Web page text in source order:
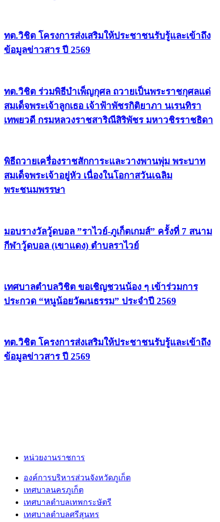
ทต.วิชิต โครงการส่งเสริมให้ประชาชนรับรู้และเข้าถึง
ข้อมูลข่าวสาร ปี 2569
ทต.วิชิต ร่วมพิธีบำเพ็ญกุศล ถวายเป็นพระราชกุศลแด่
สมเด็จพระเจ้าลูกเธอ เจ้าฟ้าพัชรกิติยาภา นเรนทิรา
เทพยวดี กรมหลวงราชสาริณีสิริพัชร มหาวชิรราชธิดา
พิธีถวายเครื่องราชสักการะและวางพานพุ่ม พระบาท
สมเด็จพระเจ้าอยู่หัว เนื่องในโอกาสวันเฉลิม
พระชนมพรรษา
มอบรางวัลวู้ดบอล ”ราไวย์-ภูเก็ตเกมส์” ครั้งที่ 7 สนาม
กีฬาวู้ดบอล (เขาแดง) ตำบลราไวย์
เทศบาลตำบลวิชิต ขอเชิญชวนน้อง ๆ เข้าร่วมการ
ประกวด “หนูน้อยวัฒนธรรม” ประจำปี 2569
ทต.วิชิต โครงการส่งเสริมให้ประชาชนรับรู้และเข้าถึง
ข้อมูลข่าวสาร ปี 2569
หน่วยงานราชการ
องค์การบริหารส่วนจังหวัดภูเก็ต
เทศบาลนครภูเก็ต
เทศบาลตำบลเทพกระษัตรี
เทศบาลตำบลศรีสุนทร